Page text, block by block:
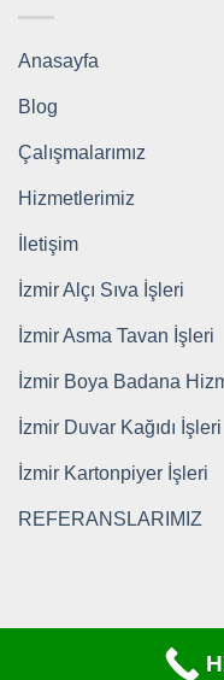
Anasayfa
Blog
Çalışmalarımız
Hizmetlerimiz
İletişim
İzmir Alçı Sıva İşleri
İzmir Asma Tavan İşleri
İzmir Boya Badana
İzmir Duvar Kağıdı İşleri
İzmir Kartonpiyer İşleri
REFERANSLARIMIZ
Copyright 2026 ©